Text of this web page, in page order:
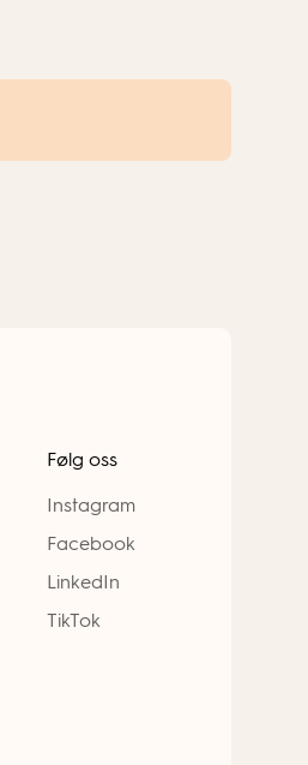
Følg oss
Instagram
Facebook
LinkedIn
TikTok